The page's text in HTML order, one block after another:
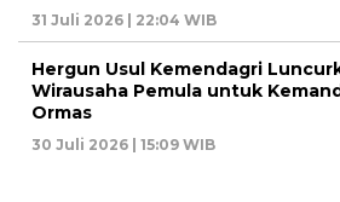
31 Juli 2026 | 22:04 WIB
Hergun Usul Kemendagri
Wirausaha Pemula untuk
Ormas
30 Juli 2026 | 15:09 WIB